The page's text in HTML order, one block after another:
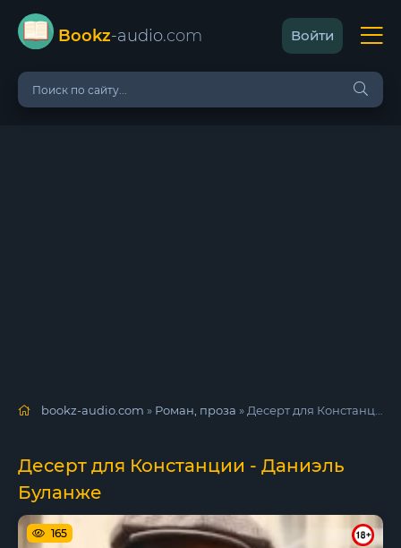
Bookz-audio.com Войти
bookz-audio.com » Роман, проза » Десерт для Констанции - Даниэль Буланже
Десерт для Констанции - Даниэль
Буланже
165